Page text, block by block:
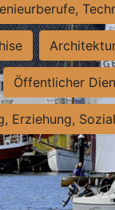
Öffentlicher
Erziehung,